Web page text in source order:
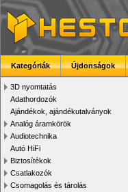
Kategóriák Újdonságok
3D nyomtatás
Adathordozók
Ajándékok, ajándékutalványok
Analóg áramkörök
Audiotechnika
Autó HiFi
Biztosítékok
Csatlakozók
Csomagolás és tárolás